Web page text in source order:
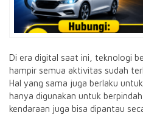
Di era digital saat ini, teknologi
hampir semua aktivitas sudah
Hal yang sama juga berlaku
hanya digunakan untuk
kendaraan juga bisa dipantau